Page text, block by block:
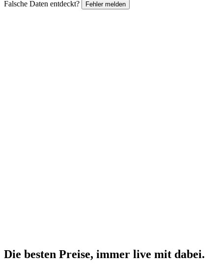
Falsche Daten entdeckt? Fehler melden
Die besten Preise, immer live mit dabei.